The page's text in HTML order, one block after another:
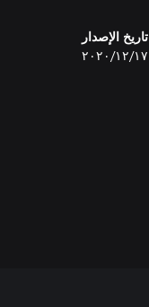
تاريخ الإصدار
١٧‏/١٢‏/٢٠٢٠